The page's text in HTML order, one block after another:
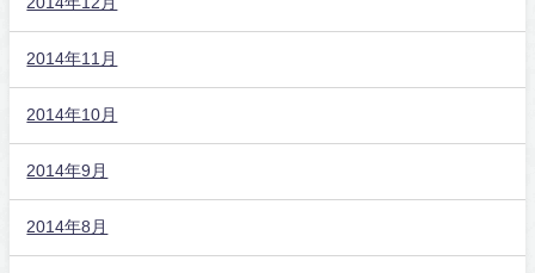
2014年11月
2014年10月
2014年9月
2014年8月